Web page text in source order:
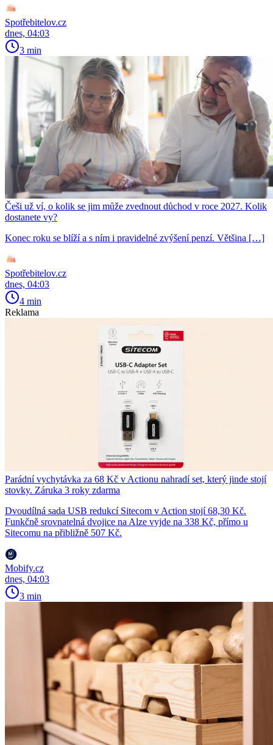
Spotřebitelov.cz
dnes, 04:03
3 min
Češi už ví, o kolik se jim může zvednout důchod v roce 2027. Kolik
dostanete vy?
Konec roku se blíží a s ním i pravidelné zvýšení penzí. Většina […]
Spotřebitelov.cz
dnes, 04:03
4 min
Reklama
Parádní vychytávka za 68 Kč v Actionu nahradí set, který jinde stojí
stovky. Záruka 3 roky zdarma
Dvoudílná sada USB redukcí Sitecom v Action stojí 68,30 Kč.
Funkčně srovnatelná dvojice na Alze vyjde na 338 Kč, přímo u
Sitecomu na přibližně 507 Kč.
Mobify.cz
dnes, 04:03
3 min